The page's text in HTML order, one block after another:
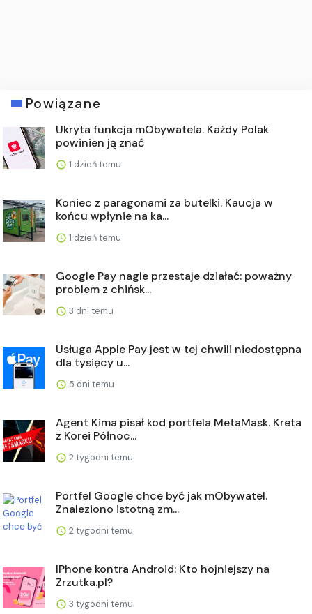
Powiązane
Ukryta funkcja mObywatela. Każdy Polak
powinien ją znać
1 dzień temu
Koniec z paragonami za butelki. Kaucja w
końcu wpłynie na ka...
1 dzień temu
Google Pay nagle przestaje działać: poważny
problem z chińsk...
3 dni temu
Usługa Apple Pay jest w tej chwili niedostępna
dla tysięcy u...
5 dni temu
Agent Kima pisał kod portfela MetaMask. Kreta
z Korei Północ...
2 tygodni temu
Portfel Google chce być jak mObywatel.
Znaleziono istotną zm...
2 tygodni temu
IPhone kontra Android: Kto hojniejszy na
Zrzutka.pl?
3 tygodni temu